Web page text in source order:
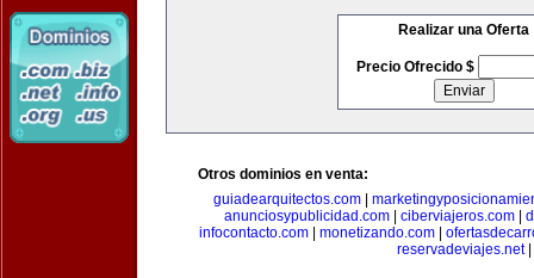
Realizar una Oferta
Precio Ofrecido $
Otros dominios en venta:
guiadearquitectos.com
anunciosypublicidad.com| ciberviajeros.com|
infocontacto.com
monetizando.com
reservadeviajes.net|